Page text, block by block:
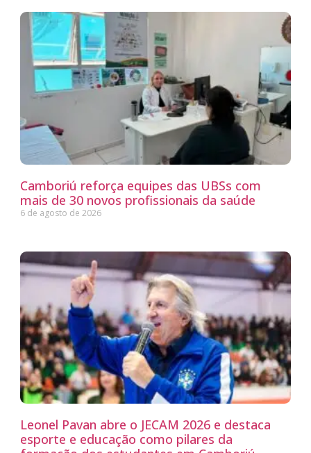
Camboriú reforça equipes das UBSs com
mais de 30 novos profissionais da saúde
6 de agosto de 2026
Leonel Pavan abre o JECAM 2026 e destaca
esporte e educação como pilares da